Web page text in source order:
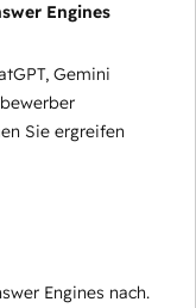
Engines
Gemini
Sie ergreifen
Engines nach.